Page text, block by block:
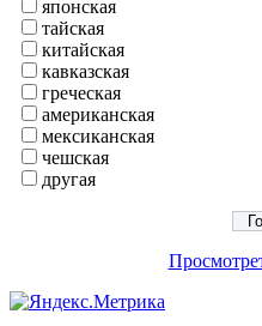
японская
тайская
китайская
кавказская
греческая
американская
мексиканская
чешская
другая